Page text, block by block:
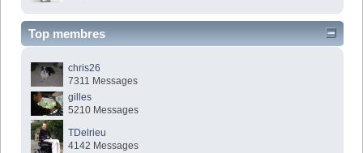
Top membres
chris26
7311 Messages
gilles
5210 Messages
TDelrieu
4142 Messages